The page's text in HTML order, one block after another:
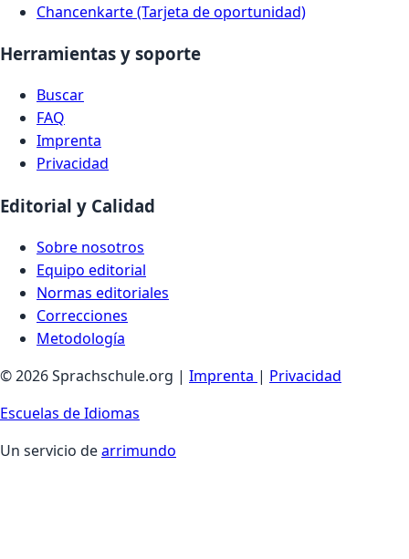
Chancenkarte (Tarjeta de oportunidad)
Herramientas y soporte
Buscar
FAQ
Imprenta
Privacidad
Editorial y Calidad
Sobre nosotros
Equipo editorial
Normas editoriales
Correcciones
Metodología
© 2026 Sprachschule.org | Imprenta | Privacidad
Escuelas de Idiomas
Un servicio dearrimundo